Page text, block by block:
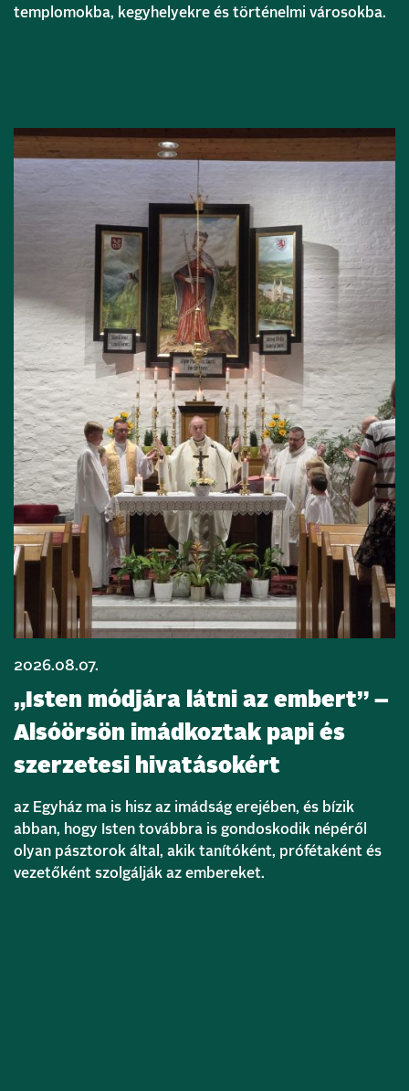
templomokba, kegyhelyekre és történelmi városokba.
2026.08.07.
„Isten módjára látni az embert” –
Alsóörsön imádkoztak papi és
szerzetesi hivatásokért
az Egyház ma is hisz az imádság erejében, és bízik
abban, hogy Isten továbbra is gondoskodik népéről
olyan pásztorok által, akik tanítóként, prófétaként és
vezetőként szolgálják az embereket.